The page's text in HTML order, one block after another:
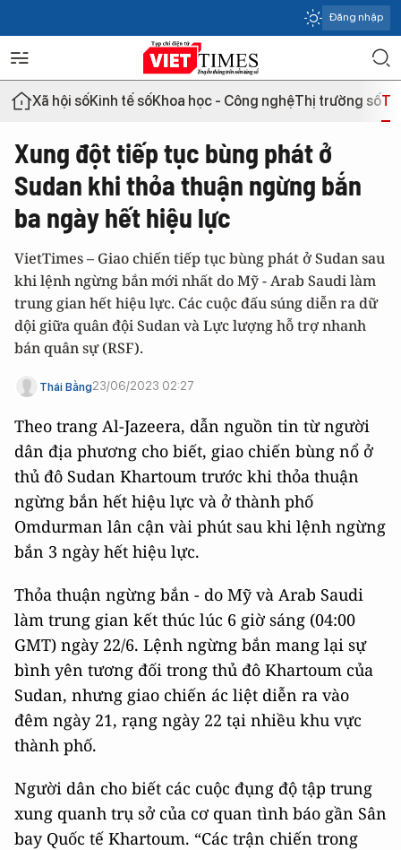
Đăng nhập
Xã hội sốKinh tế sốKhoa học - Công nghệThị trường số
Xung đột tiếp tục bùng phát ở
Sudan khi thỏa thuận ngừng bắn
ba ngày hết hiệu lực
VietTimes – Giao chiến tiếp tục bùng phát ở Sudan sau
khi lệnh ngừng bắn mới nhất do Mỹ - Arab Saudi làm
trung gian hết hiệu lực. Các cuộc đấu súng diễn ra dữ
dội giữa quân đội Sudan và Lực lượng hỗ trợ nhanh
bán quân sự (RSF).
Thái Bằng23/06/2023 02:27
Theo trang Al-Jazeera, dẫn nguồn tin từ người
dân địa phương cho biết, giao chiến bùng nổ ở
thủ đô Sudan Khartoum trước khi thỏa thuận
ngừng bắn hết hiệu lực và ở thành phố
Omdurman lân cận vài phút sau khi lệnh ngừng
bắn 3 ngày hết hiệu lực.
Thỏa thuận ngừng bắn - do Mỹ và Arab Saudi
làm trung gian kết thúc lúc 6 giờ sáng (04:00
GMT) ngày 22/6. Lệnh ngừng bắn mang lại sự
bình yên tương đối trong thủ đô Khartoum của
Sudan, nhưng giao chiến ác liệt diễn ra vào
đêm ngày 21, rạng ngày 22 tại nhiều khu vực
thành phố.
Người dân cho biết các cuộc đụng độ tập trung
xung quanh trụ sở của cơ quan tình báo gần Sân
bay Quốc tế Khartoum. “Các trận chiến trong